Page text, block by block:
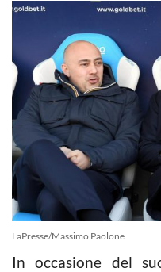
LaPresse/Massimo Paolone
In occasione del